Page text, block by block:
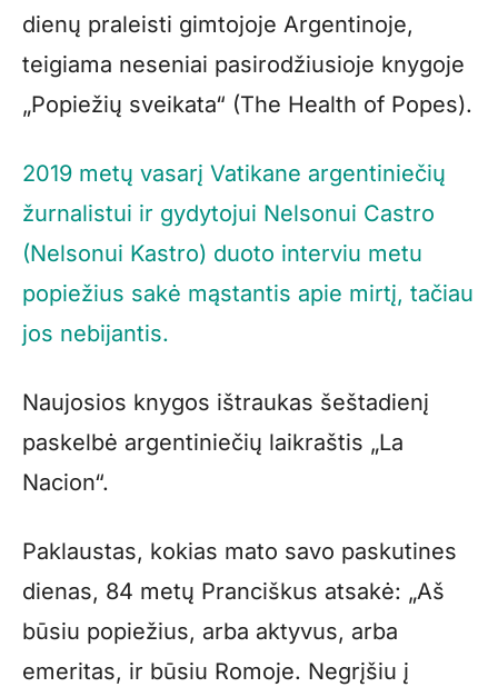
dienų praleisti gimtojoje Argentinoje,
teigiama neseniai pasirodžiusioje knygoje
„Popiežių sveikata“ (The Health of Popes).
2019 metų vasarį Vatikane argentiniečių
žurnalistui ir gydytojui Nelsonui Castro
(Nelsonui Kastro) duoto interviu metu
popiežius sakė mąstantis apie mirtį, tačiau
jos nebijantis.
Naujosios knygos ištraukas šeštadienį
paskelbė argentiniečių laikraštis „La
Nacion“.
Paklaustas, kokias mato savo paskutines
dienas, 84 metų Pranciškus atsakė: „Aš
būsiu popiežius, arba aktyvus, arba
emeritas, ir būsiu Romoje. Negrįšiu į